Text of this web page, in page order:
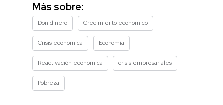
minutes,
46
seconds
Más sobre:
Don dinero Crecimiento económico
Crisis económica Economía
Reactivación económica crisis empresariales
Pobreza